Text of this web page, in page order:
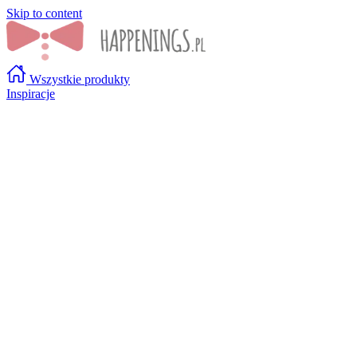
Skip to content
Wszystkie produkty
Inspiracje